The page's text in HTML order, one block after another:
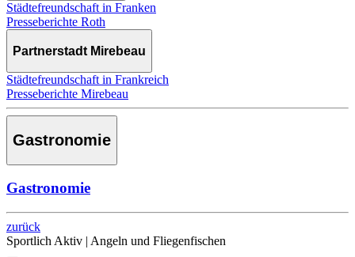
Städtefreundschaft in Franken
Presseberichte Roth
Partnerstadt Mirebeau
Städtefreundschaft in Frankreich
Presseberichte Mirebeau
Gastronomie
Gastronomie
zurück
Sportlich Aktiv | Angeln und Fliegenfischen